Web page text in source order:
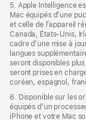
5. Apple Intelligence
Mac équipés d’une
et celle de l’appareil
Canada, États‑Unis,
cadre d’une mise à
langues
seront disponibles
seront prises en
coréen, espagnol,
6. Disponible sur les
équipés d’un
iPhone et votre Mac